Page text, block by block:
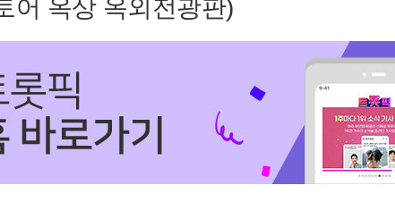
어 옥상 옥외전광판)